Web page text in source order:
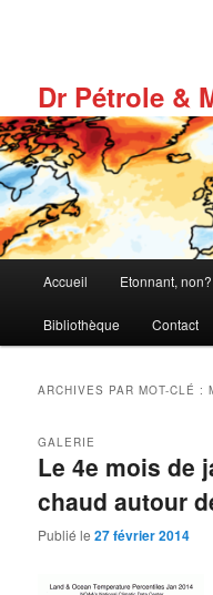
Dr Pétrole &
principal
Accueil Etonnant, non?
Bibliothèque Contact
ARCHIVES PAR MOT-CLÉ :
Le 4e mois de
chaud autour
GALERIE
Publié le27 février 2014